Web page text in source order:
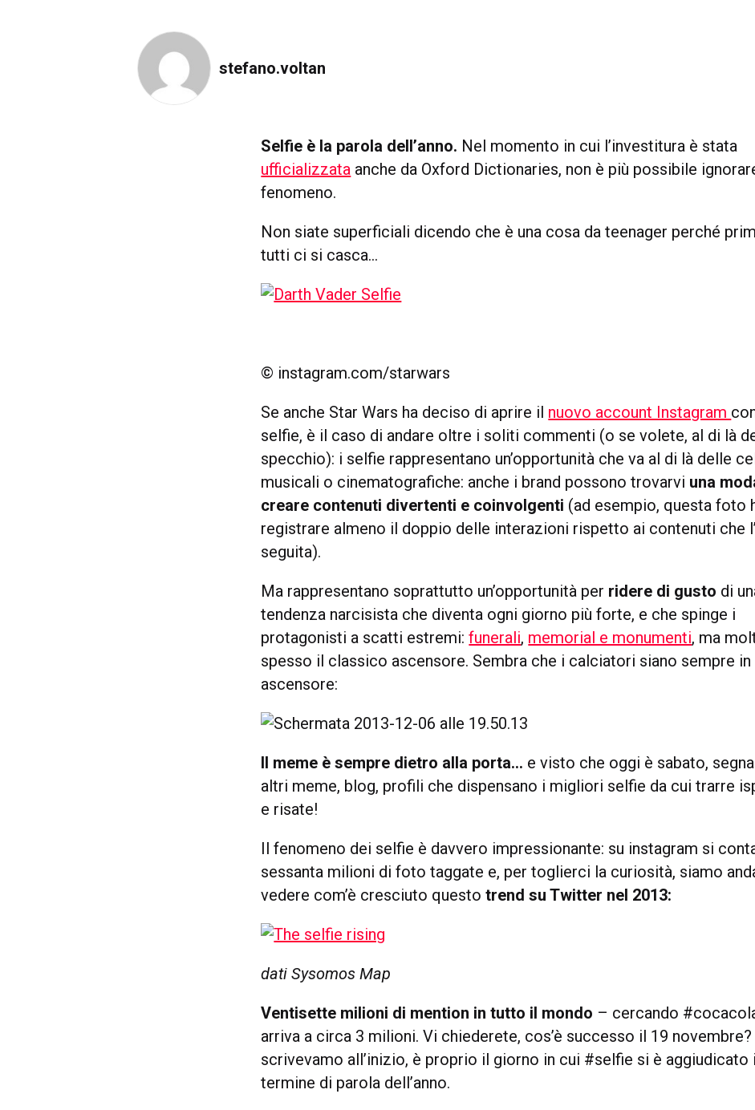
stefano.voltan
Selfie è la parola dell’anno. Nel momento in cui l’investitura è stata
ufficializzata anche da Oxford Dictionaries, non è più possibile
fenomeno.
Non siate superficiali dicendo che è una cosa da teenager perché
tutti ci si casca…
© instagram.com/starwars
Se anche Star Wars ha deciso di aprire il nuovo account Instagram
selfie, è il caso di andare oltre i soliti commenti (o se volete, al di là
specchio): i selfie rappresentano un’opportunità che va al di là delle
musicali o cinematografiche: anche i brand possono trovarvi una
creare contenuti divertenti e coinvolgenti (ad esempio, questa foto
registrare almeno il doppio delle interazioni rispetto ai contenuti che
seguita).
Ma rappresentano soprattutto un’opportunità per ridere di gusto di
tendenza narcisista che diventa ogni giorno più forte, e che spinge i
protagonisti a scatti estremi:funerali, memorial e monumenti, ma
spesso il classico ascensore. Sembra che i calciatori siano sempre in
ascensore:
Il meme è sempre dietro alla porta… e visto che oggi è sabato,
altri meme, blog, profili che dispensano i migliori selfie da cui trarre
e risate!
Il fenomeno dei selfie è davvero impressionante: su instagram si
sessanta milioni di foto taggate e, per toglierci la curiosità, siamo
vedere com’è cresciuto questo trend su Twitter nel 2013:
dati Sysomos Map
Ventisette milioni di mention in tutto il mondo – cercando
arriva a circa 3 milioni. Vi chiederete, cos’è successo il 19
scrivevamo all’inizio, è proprio il giorno in cui #selfie si è aggiudicato
termine di parola dell’anno.